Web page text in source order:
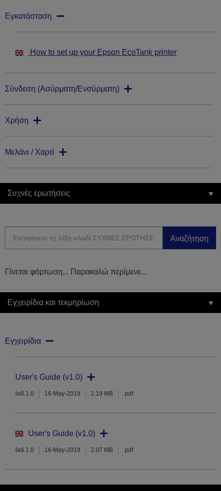
Εγκατάσταση
How to set up your Epson EcoTank printer
Σύνδεση (Ασύρματη/Ενσύρματη)
Χρήση
Μελάνι / Χαρτί
Συχνές ερωτήσεις
Αναζήτηση
Γίνεται φόρτωση... Παρακαλώ περίμενε...
Εγχειρίδια και τεκμηρίωση
Εγχειρίδια
User's Guide (v1.0)
έκδ.1.0 16-May-2019 2.19 MB .pdf
User's Guide (v1.0)
έκδ.1.0 16-May-2019 2.07 MB .pdf